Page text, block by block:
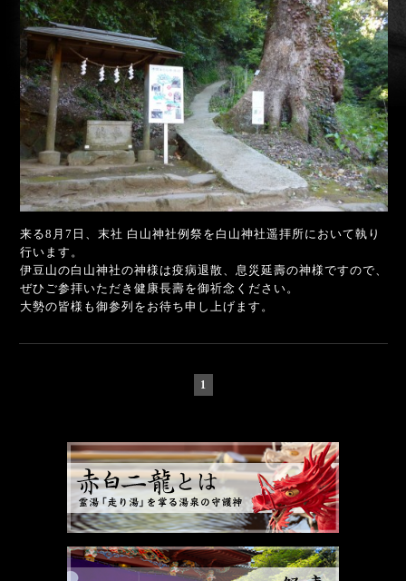
来る8月7日、末社 白山神社例祭を白山神社遥拝所において執り
行います。
伊豆山の白山神社の神様は疫病退散、息災延壽の神様ですので、
ぜひご参拝いただき健康長壽を御祈念ください。
大勢の皆様も御参列をお待ち申し上げます。
1